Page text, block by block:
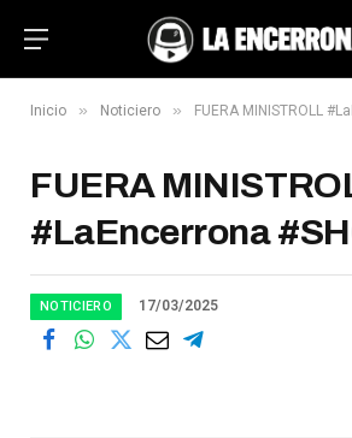
Inicio » Noticiero » FUERA MINISTROLL
FUERA
#LaEncerrona
NOTICIERO 17/03/2025